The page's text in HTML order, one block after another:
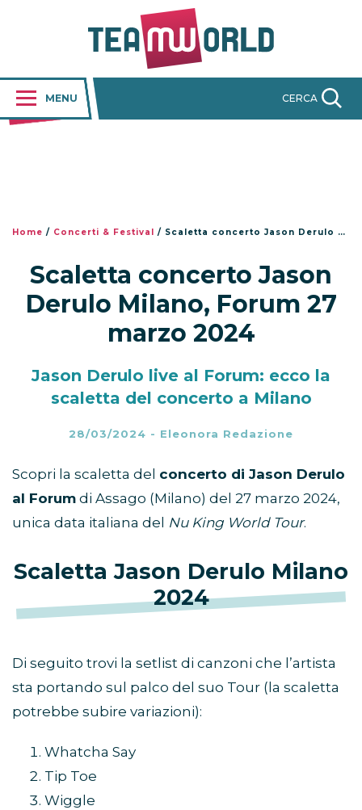
MENU CERCA
Home / Concerti & Festival / Scaletta concerto Jason Derulo Milano, Forum 27 marzo 2024
Scaletta concerto Jason
Derulo Milano, Forum 27
marzo 2024
Jason Derulo live al Forum: ecco la
scaletta del concerto a Milano
28/03/2024 - Eleonora Redazione
Scopri la scaletta del concerto di Jason Derulo
al Forum di Assago (Milano) del 27 marzo 2024,
unica data italiana del Nu King World Tour.
Scaletta Jason Derulo Milano
2024
Di seguito trovi la setlist di canzoni che l’artista
sta portando sul palco del suo Tour (la scaletta
potrebbe subire variazioni):
Whatcha Say
Tip Toe
Wiggle